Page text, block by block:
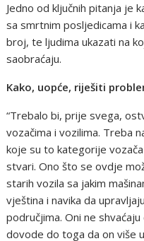
Jedno od ključnih pitanja je
sa smrtnim posljedicama i
broj, te ljudima ukazati na
saobraćaju.
Kako, uopće, riješiti
“Trebalo bi, prije svega,
vozačima i vozilima. Treba
koje su to kategorije
stvari. Ono što se ovdje
starih vozila sa jakim
vještina i navika da
područjima. Oni ne
dovode do toga da on više